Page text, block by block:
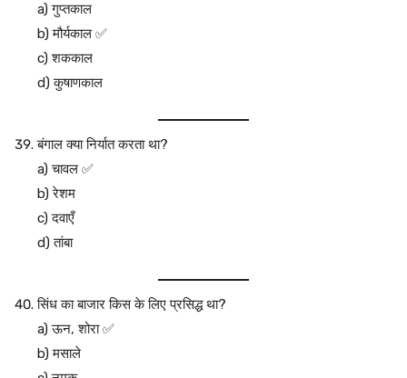
a) गुप्तकाल
b) मौर्यकाल ✅
c) शककाल
d) कुषाणकाल
बंगाल क्या निर्यात करता था?
a) चावल ✅
b) रेशम
c) दवाएँ
d) तांबा
सिंध का बाजार किस के लिए प्रसिद्ध था?
a) ऊन, शोरा ✅
b) मसाले